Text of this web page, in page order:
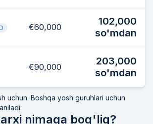
€60,000
102,000
so'mdan
€90,000
203,000
so'mdan
uchun. Boshqa yosh guruhlari uchun
nimaga bog'liq?